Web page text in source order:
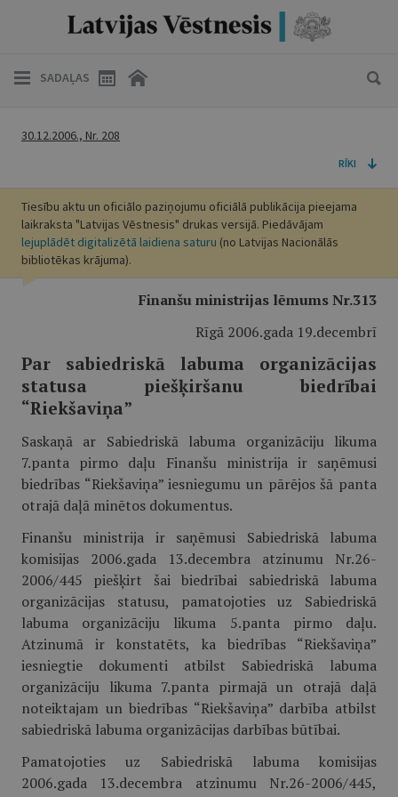
SADAĻAS
30.12.2006., Nr. 208
RĪKI
Tiesību aktu un oficiālo paziņojumu oficiālā publikācija pieejama
laikraksta "Latvijas Vēstnesis" drukas versijā. Piedāvājam
lejuplādēt digitalizētā laidiena saturu (no Latvijas Nacionālās
bibliotēkas krājuma).
Finanšu ministrijas lēmums Nr.313
Rīgā 2006.gada 19.decembrī
Par sabiedriskā labuma organizācijas
statusa piešķiršanu biedrībai
“Riekšaviņa”
Saskaņā ar Sabiedriskā labuma organizāciju likuma
7.panta pirmo daļu Finanšu ministrija ir saņēmusi
biedrības “Riekšaviņa” iesniegumu un pārējos šā panta
otrajā daļā minētos dokumentus.
Finanšu ministrija ir saņēmusi Sabiedriskā labuma
komisijas 2006.gada 13.decembra atzinumu Nr.26-
2006/445 piešķirt šai biedrībai sabiedriskā labuma
organizācijas statusu, pamatojoties uz Sabiedriskā
labuma organizāciju likuma 5.panta pirmo daļu.
Atzinumā ir konstatēts, ka biedrības “Riekšaviņa”
iesniegtie dokumenti atbilst Sabiedriskā labuma
organizāciju likuma 7.panta pirmajā un otrajā daļā
noteiktajam un biedrības “Riekšaviņa” darbība atbilst
sabiedriskā labuma organizācijas darbības būtībai.
Pamatojoties uz Sabiedriskā labuma komisijas
2006.gada 13.decembra atzinumu Nr.26-2006/445,